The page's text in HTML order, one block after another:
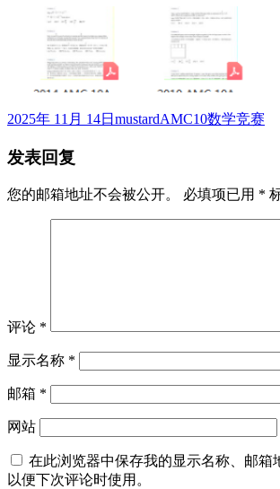
发
于
2025年 11月 14日 作
mustard标
AMC10数学竞赛
发表回复
您的邮箱地址不会被公开。 必填项已用 *
评论 *
显示名称 *
邮箱 *
网站
在此浏览器中保存我的显示名称、邮箱
以便下次评论时使用。